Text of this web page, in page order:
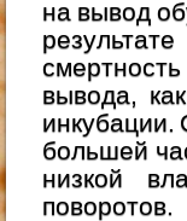
на вывод
вывода,
большей
низкой
поворотов.